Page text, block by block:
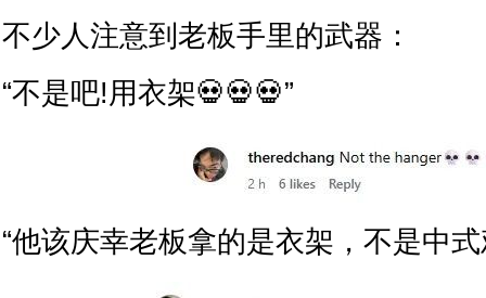
不少人注意到老板手里的武器：
“不是吧!用衣架💀💀💀”
“他该庆幸老板拿的是衣架，不是中